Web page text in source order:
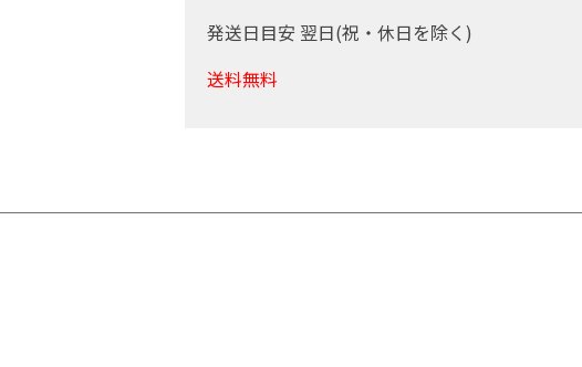
発送日目安 翌日(祝・休日を除く)
送料無料